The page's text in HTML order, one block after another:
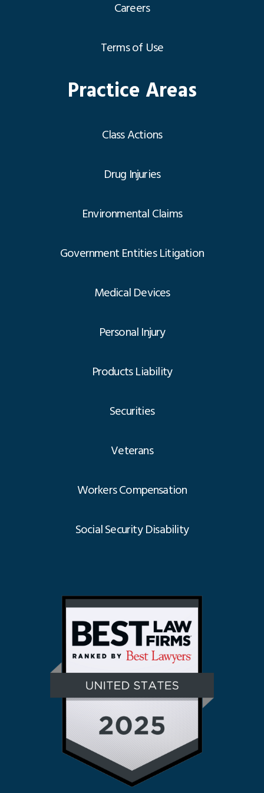
Careers
Terms of Use
Practice Areas
Class Actions
Drug Injuries
Environmental Claims
Government Entities Litigation
Medical Devices
Personal Injury
Products Liability
Securities
Veterans
Workers Compensation
Social Security Disability